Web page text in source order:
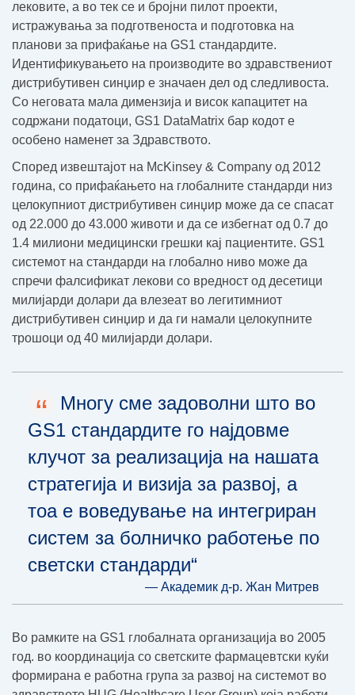
лековите, а во тек се и бројни пилот проекти,
истражувања за подготвеноста и подготовка на
планови за прифаќање на GS1 стандардите.
Идентификувањето на производите во здравствениот
дистрибутивен синџир е значаен дел од следливоста.
Со неговата мала димензија и висок капацитет на
содржани податоци, GS1 DataMatrix бар кодот е
особено наменет за Здравството.
Според извештајот на McKinsey & Company од 2012
година, со прифаќањето на глобалните стандарди низ
целокупниот дистрибутивен синџир може да се спасат
од 22.000 до 43.000 животи и да се избегнат од 0.7 до
1.4 милиони медицински грешки кај пациентите. GS1
системот на стандарди на глобално ниво може да
спречи фалсификат лекови со вредност од десетици
милијарди долари да влезеат во легитимниот
дистрибутивен синџир и да ги намали целокупните
трошоци од 40 милијарди долари.
“
Многу сме задоволни што во
GS1 стандардите го најдовме
клучот за реализација на нашата
стратегија и визија за развој, а
тоа е воведување на интегриран
систем за болничко работење по
светски стандарди“
— Академик д-р. Жан Митрев
Во рамките на GS1 глобалната организација во 2005
год. во координација со светските фармацевтски куќи
формирана е работна група за развој на системот во